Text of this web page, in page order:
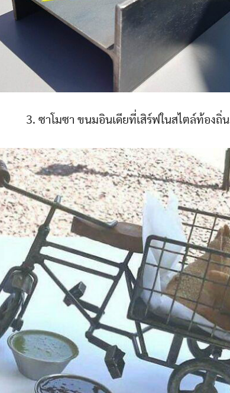
3. ซาโมซา ขนมอินเดียที่เสิร์ฟในสไตล์ท้องถิ่น